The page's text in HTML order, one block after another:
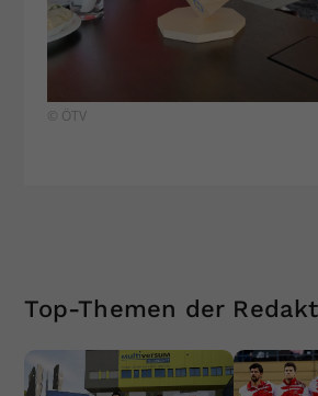
© ÖTV
Top-Themen der